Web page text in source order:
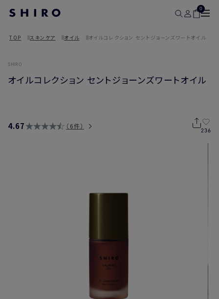
0
TOP スキンケア オイル オイルコレクション セントジョーンズワートオイル
SHIRO
オイルコレクション セントジョーンズワートオイル
4.67 6件
236